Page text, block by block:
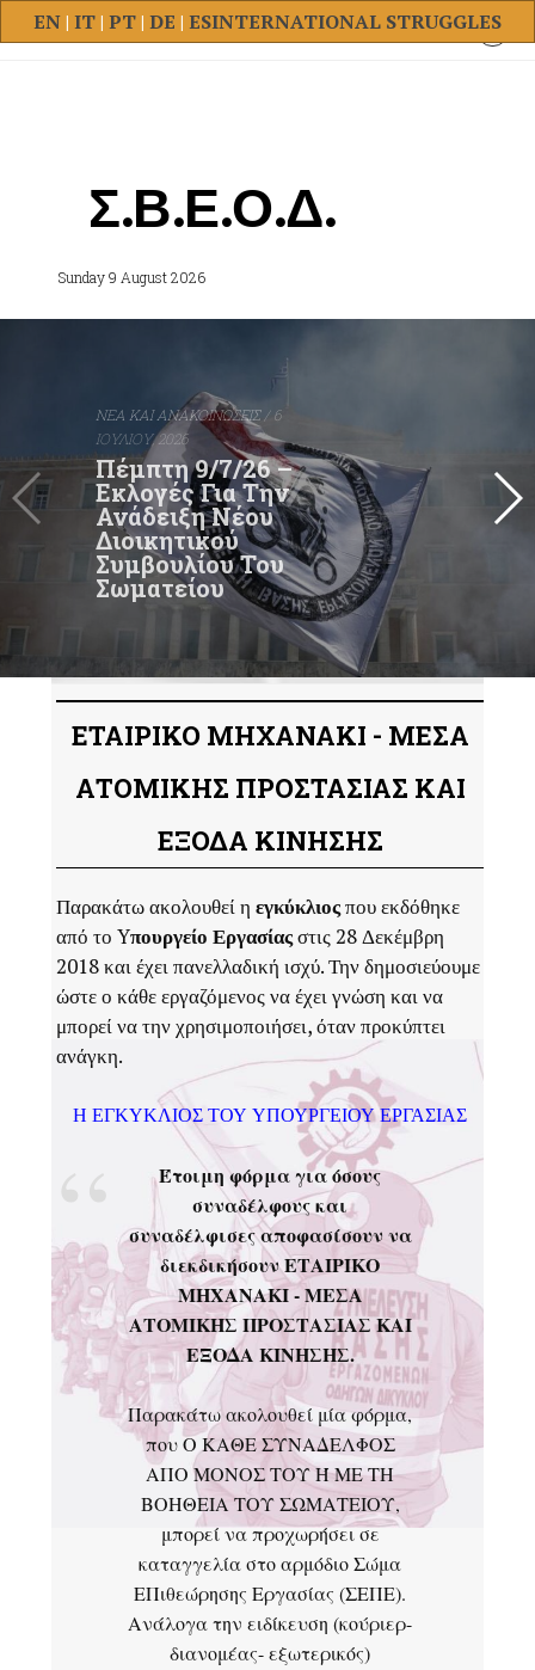
INTERNATIONAL STRUGGLES
EN| IT| PT| DE | ES
Σ.Β.Ε.Ο.Δ.
Sunday 9 August 2026
NΕΑ ΚΑΙ ΑΝΑΚΟΙΝΩΣΕΙΣ/ 6
ΙΟΥΛΙΟΥ, 2026
Πέμπτη 9/7/26 –
Εκλογές Για Την
Ανάδειξη Νέου
Διοικητικού
Συμβουλίου Του
Σωματείου
ΕΤΑΙΡΙΚΟ ΜΗΧΑΝΑΚΙ - ΜΕΣΑ
ΑΤΟΜΙΚΗΣ ΠΡΟΣΤΑΣΙΑΣ ΚΑΙ
ΕΞΟΔΑ ΚΙΝΗΣΗΣ
Παρακάτω ακολουθεί η εγκύκλιοςπου εκδόθηκε
από το Yπουργείο Εργασίαςστις 28 Δεκέμβρη
2018 και έχει πανελλαδική ισχύ. Την δημοσιεύουμε
ώστε ο κάθε εργαζόμενος να έχει γνώση και να
μπορεί να την χρησιμοποιήσει, όταν προκύπτει
ανάγκη.
Η ΕΓΚΥΚΛΙΟΣ ΤΟΥ ΥΠΟΥΡΓΕΙΟΥ ΕΡΓΑΣΙΑΣ
Έτοιμη φόρμα για όσους
συναδέλφους και
συναδέλφισες αποφασίσουν να
διεκδικήσουν ΕΤΑΙΡΙΚΟ
ΜΗΧΑΝΑΚΙ - ΜΕΣΑ
ΑΤΟΜΙΚΗΣ ΠΡΟΣΤΑΣΙΑΣ ΚΑΙ
ΕΞΟΔΑ ΚΙΝΗΣΗΣ.
Παρακάτω ακολουθεί μία φόρμα,
που Ο ΚΑΘΕ ΣΥΝΑΔΕΛΦΟΣ
ΑΠΟ ΜΟΝΟΣ ΤΟΥ Ή ΜΕ ΤΗ
ΒΟΗΘΕΙΑ ΤΟΥ ΣΩΜΑΤΕΙΟΥ,
μπορεί να προχωρήσει σε
καταγγελία στο αρμόδιο Σώμα
ΕΠιθεώρησης Εργασίας (ΣΕΠΕ).
Ανάλογα την ειδίκευση (κούριερ-
διανομέας- εξωτερικός)